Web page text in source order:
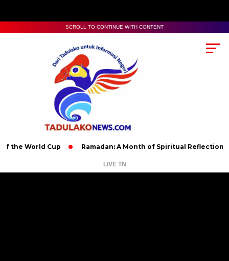
SCROLL TO CONTINUE WITH CONTENT
Cup Ramadan: A Month of Spiritual Reflection,
LIVE TN